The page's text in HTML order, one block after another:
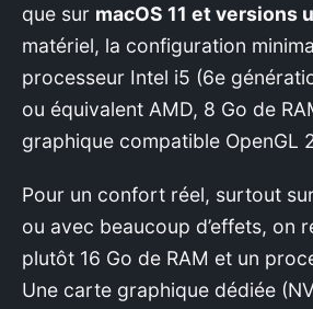
que sur macOS 11 et versions
matériel, la configuration
processeur Intel i5 (6e
ou équivalent AMD, 8 Go de
graphique compatible OpenGL
Pour un confort réel, surtout
ou avec beaucoup d’effets, on
plutôt 16 Go de RAM et un
Une carte graphique dédiée